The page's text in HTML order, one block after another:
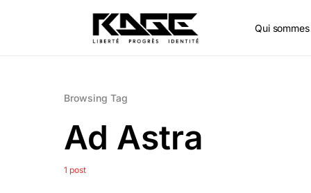
Qui
Browsing Tag
Ad Astra
1 post